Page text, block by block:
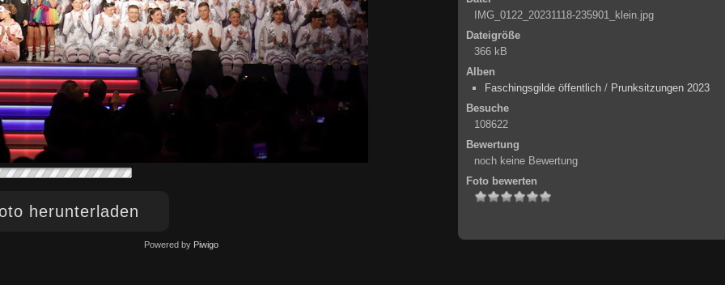
herunterladen
IMG_0122_20231118-235901_klein.jpg
Dateigröße
366 kB
Alben
Faschingsgilde öffentlich / Prunksitzungen 2023
Besuche
108622
Bewertung
noch keine Bewertung
Foto bewerten
Powered by Piwigo